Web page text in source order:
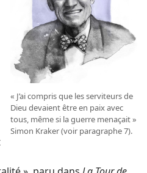
« J’ai compris que les serviteurs de
Dieu devaient être en paix avec
tous, même si la guerre menaçait »
Simon Kraker (voir paragraphe 7).